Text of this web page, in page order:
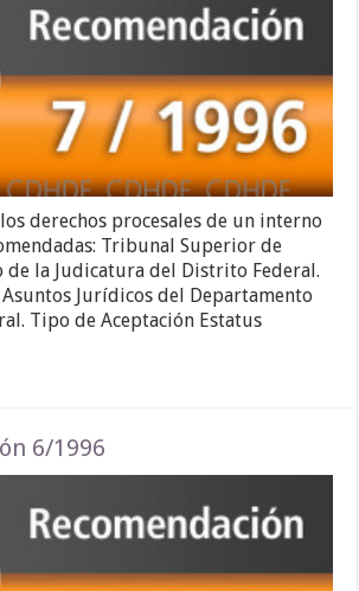
derechos procesales de un interno
Tribunal Superior de
de la Judicatura del Distrito Federal.
Jurídicos del Departamento
Tipo de Aceptación Estatus
6/1996